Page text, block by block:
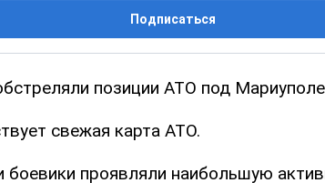
Подписаться
позиции АТО под
свежая карта АТО.
боевики проявляли наибольшую